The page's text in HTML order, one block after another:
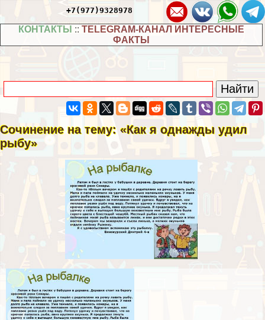
+7(977)9328978
КОНТАКТЫ :: TELEGRAM-КАНАЛ ИНТЕРЕСНЫЕ
ФАКТЫ
Сочинение на тему: «Как я однажды удил
рыбу»